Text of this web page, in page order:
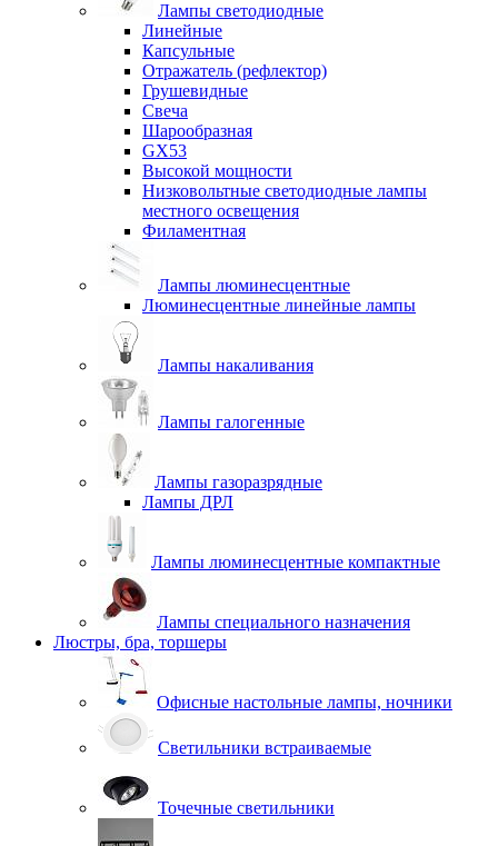
Лампы светодиодные
Линейные
Капсульные
Отражатель (рефлектор)
Грушевидные
Свеча
Шарообразная
GX53
Высокой мощности
Низковольтные светодиодные лампы
местного освещения
Филаментная
Лампы люминесцентные
Люминесцентные линейные лампы
Лампы накаливания
Лампы галогенные
Лампы газоразрядные
Лампы ДРЛ
Лампы люминесцентные компактные
Лампы специального назначения
Люстры, бра, торшеры
Офисные настольные лампы, ночники
Светильники встраиваемые
Точечные светильники